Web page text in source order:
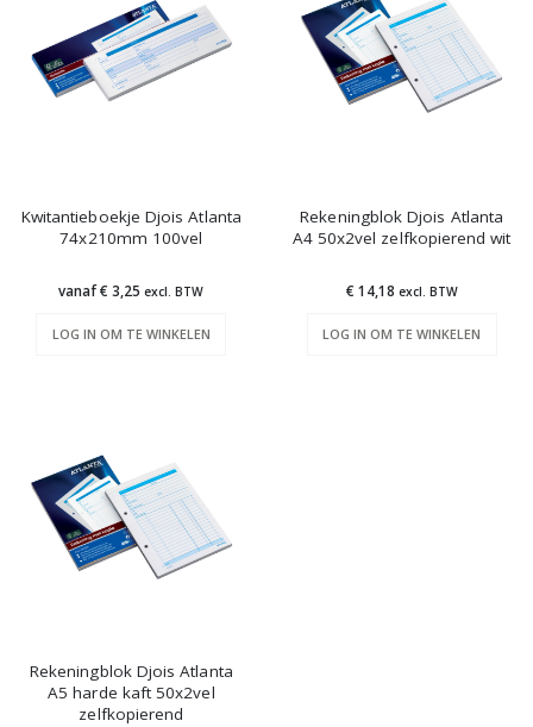
Kwitantieboekje Djois Atlanta
74x210mm 100vel
vanaf € 3,25excl. BTW
LOG IN OM TE WINKELEN
Rekeningblok Djois Atlanta
A4 50x2vel zelfkopierend wit
€ 14,18 excl. BTW
LOG IN OM TE WINKELEN
Rekeningblok Djois Atlanta
A5 harde kaft 50x2vel
zelfkopierend